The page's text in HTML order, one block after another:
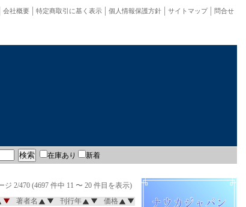
問合せ
サイトマップ
個人情報保護方針
特定商取引に基く表示
会社概要
在庫あり 新着
ジ 2/470 (4697 件中 11 〜 20 件目を表示)
著者名 刊行年 価格